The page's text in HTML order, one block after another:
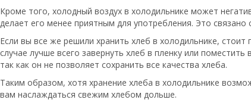
Кроме того, холодный воздух в холодильнике может
делает его менее приятным для употребления. Это
Если вы все же решили хранить хлеб в холодильнике,
случае лучше всего завернуть хлеб в пленку или
так как он не позволяет сохранить все качества хлеба.
Таким образом, хотя хранение хлеба в холодильнике
вам наслаждаться свежим хлебом дольше.